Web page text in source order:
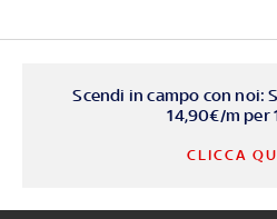
Scendi in campo con noi:
14,90€/m per
CLICCA